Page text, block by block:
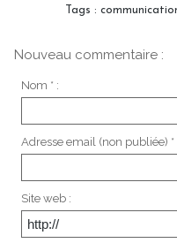
Tags :
Nouveau commentaire :
Nom * :
Adresse email (non publiée) *
Site web :